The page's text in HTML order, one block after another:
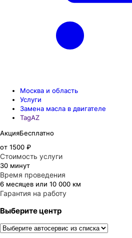
Москва и область
Услуги
Замена масла в двигателе
TagAZ
АкцияБесплатно
от 1500 ₽
Стоимость услуги
30 минут
Время проведения
6 месяцев или 10 000 км
Гарантия на работу
Выберите центр